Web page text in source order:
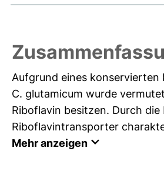
Aufgrund eines
C. glutamicum wurde
Riboflavin besitzen. Durch
Riboflavintransporter
Mehr anzeigen